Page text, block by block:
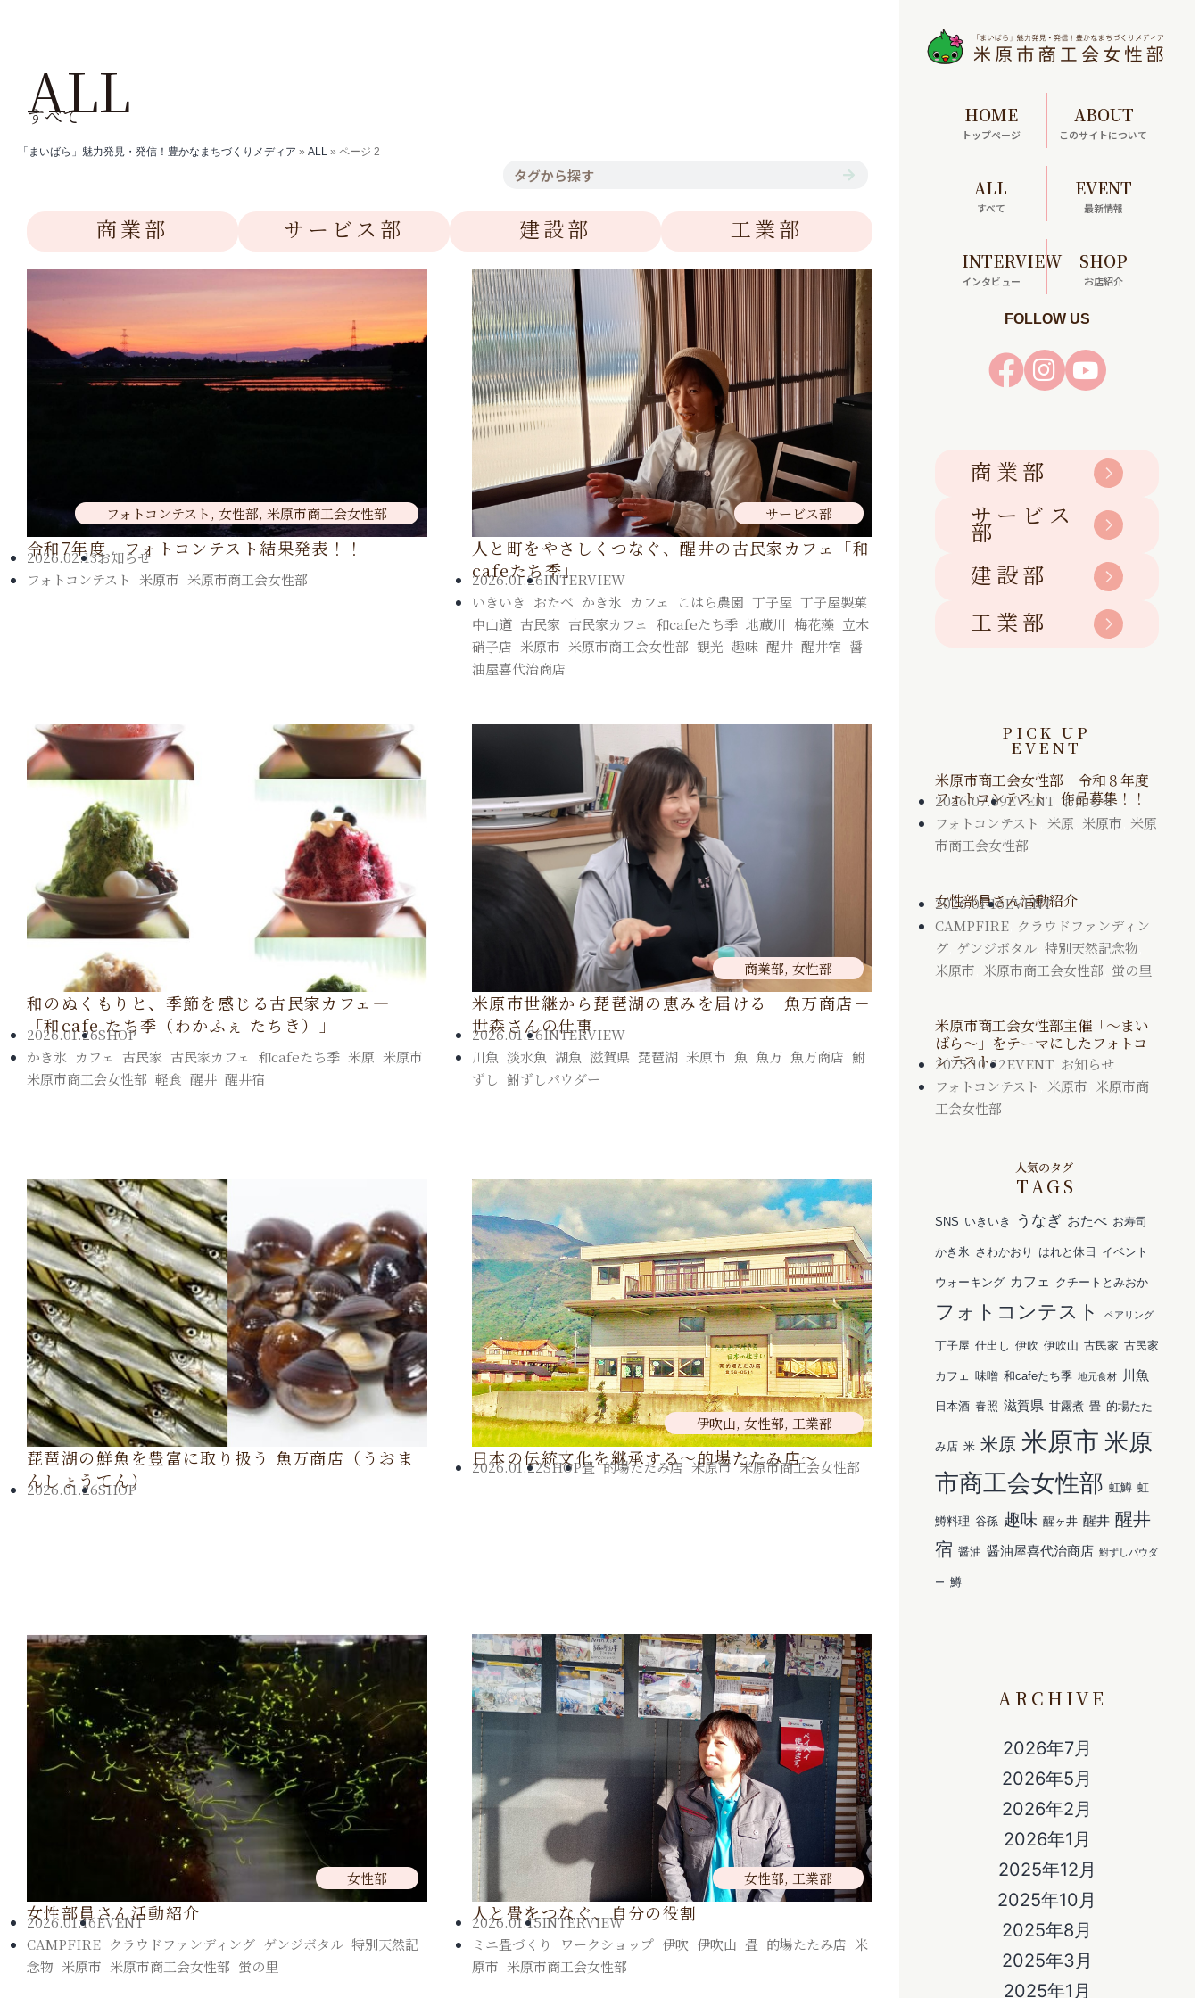
ALL
すべて
「まいばら」魅力発見・発信！豊かなまちづくりメディア » ALL » ページ 2
商業部 サービス部 建設部 工業部
フォトコンテスト, 女性部, 米原市商工会女性部
令和7年度 フォトコンテスト結果発表！！
2026.02.13お知らせ
フォトコンテスト
米原市 米原市商工会女性部
サービス部
人と町をやさしくつなぐ、醒井の古民家カフェ「和
cafeたち季」
2026.01.26INTERVIEW
いきいき おたべ かき氷 カフェ こはら農園 丁子屋 丁子屋製菓
中山道 古民家 古民家カフェ 和cafeたち季 地蔵川 梅花藻 立木
硝子店 米原市 米原市商工会女性部 観光 趣味 醒井 醒井宿 醤
油屋喜代治商店
和のぬくもりと、季節を感じる古民家カフェ―
「和cafe たち季（わかふぇ たちき）」
2026.01.26SHOP
かき氷 カフェ 古民家 古民家カフェ 和cafeたち季 米原 米原市
米原市商工会女性部 軽食 醒井 醒井宿
商業部, 女性部
米原市世継から琵琶湖の恵みを届ける 魚万商店－
世森さんの仕事
2026.01.26INTERVIEW
川魚 淡水魚 湖魚 滋賀県 琵琶湖 米原市 魚 魚万 魚万商店 鮒
ずし 鮒ずしパウダー
琵琶湖の鮮魚を豊富に取り扱う 魚万商店（うおま
んしょうてん）
2026.01.26SHOP
伊吹山, 女性部, 工業部
日本の伝統文化を継承する～的場たたみ店～
2026.01.22SHOP畳,的場たたみ店 米原市,米原市商工会女性部
女性部
女性部員さん活動紹介
2026.01.16EVENT
CAMPFIRE クラウドファンディング ゲンジボタル 特別天然記
念物 米原市 米原市商工会女性部 蛍の里
女性部, 工業部
人と畳をつなぐ、自分の役割
2026.01.15INTERVIEW
ミニ畳づくり
ワークショップ 伊吹 伊吹山 畳 的場たたみ店 米
原市 米原市商工会女性部
HOME
トップページ
ABOUT
このサイトについて
ALL
すべて
EVENT
最新情報
INTERVIEW
インタビュー
SHOP
お店紹介
FOLLOW US
商業部
サービス
部
建設部
工業部
PICK UP
EVENT
米原市商工会女性部 令和８年度
フォトコンテスト 作品募集！！
2026.07.09EVENT,お知らせ
フォトコンテスト
米原 米原市 米原
市商工会女性部
女性部員さん活動紹介
2026.01.16EVENT
CAMPFIRE クラウドファンディン
グ ゲンジボタル 特別天然記念物
米原市 米原市商工会女性部 蛍の里
米原市商工会女性部主催「～まい
ばら～」をテーマにしたフォトコ
ンテスト
2025.10.22EVENT, お知らせ
フォトコンテスト
米原市 米原市商
工会女性部
人気のタグ
TAGS
SNS いきいき うなぎ おたべ お寿司
かき氷 さわかおり はれと休日 イベント
ウォーキング カフェ クチートとみおか
フォトコンテスト ペアリング
丁子屋 仕出し 伊吹 伊吹山 古民家 古民家
カフェ 味噌 和cafeたち季 地元食材 川魚
日本酒 春照 滋賀県 甘露煮 畳 的場たた
み店 米 米原 米原市 米原
市商工会女性部 虹鱒 虹
鱒料理 谷孫 趣味 醒ヶ井 醒井 醒井
宿 醤油 醤油屋喜代治商店 鮒ずしパウダ
ー 鱒
ARCHIVE
2026年7月
2026年5月
2026年2月
2026年1月
2025年12月
2025年10月
2025年8月
2025年3月
2025年1月